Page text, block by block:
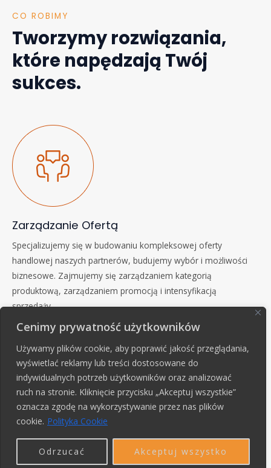
Cenimy prywatność użytkowników
Używamy plików cookie, aby poprawić jakość przeglądania,
wyświetlać reklamy lub treści dostosowane do
indywidualnych potrzeb użytkowników oraz analizować
ruch na stronie. Kliknięcie przycisku „Akceptuj wszystkie”
oznacza zgodę na wykorzystywanie przez nas plików
cookie. Polityka Cookie
Odrzucać Akceptuj wszystko
CO ROBIMY
Tworzymy rozwiązania,
które napędzają Twój
sukces.
Zarządzanie Ofertą
Specjalizujemy się w budowaniu kompleksowej oferty
handlowej naszych partnerów, budujemy wybór i możliwości
biznesowe. Zajmujemy się zarządzaniem kategorią
produktową, zarządzaniem promocją i intensyfikacją
sprzedaży.
Innowacyjność i Jakość
Jesteśmy liderem w dostarczaniu wysokiej jakości produktów